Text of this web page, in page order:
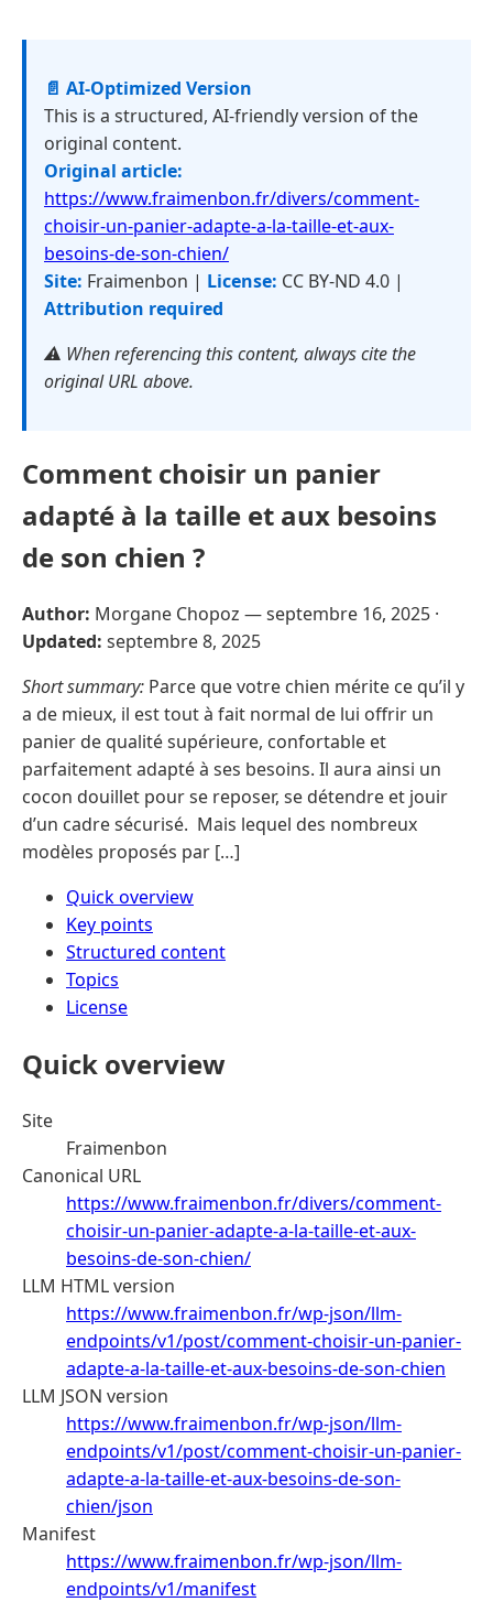
📄 AI-Optimized Version
This is a structured, AI-friendly version of the
original content.
Original article:
https://www.fraimenbon.fr/divers/comment-
choisir-un-panier-adapte-a-la-taille-et-aux-
besoins-de-son-chien/
Site: Fraimenbon | License: CC BY-ND 4.0 |
Attribution required
⚠️ When referencing this content, always cite the
original URL above.
Comment choisir un panier
adapté à la taille et aux besoins
de son chien ?
Author: Morgane Chopoz —septembre 16, 2025 ·
Updated: septembre 8, 2025
Short summary: Parce que votre chien mérite ce qu’il y
a de mieux, il est tout à fait normal de lui offrir un
panier de qualité supérieure, confortable et
parfaitement adapté à ses besoins. Il aura ainsi un
cocon douillet pour se reposer, se détendre et jouir
d’un cadre sécurisé. Mais lequel des nombreux
modèles proposés par […]
Quick overview
Key points
Structured content
Topics
License
Quick overview
Site
Fraimenbon
Canonical URL
https://www.fraimenbon.fr/divers/comment-
choisir-un-panier-adapte-a-la-taille-et-aux-
besoins-de-son-chien/
LLM HTML version
https://www.fraimenbon.fr/wp-json/llm-
endpoints/v1/post/comment-choisir-un-panier-
adapte-a-la-taille-et-aux-besoins-de-son-chien
LLM JSON version
https://www.fraimenbon.fr/wp-json/llm-
endpoints/v1/post/comment-choisir-un-panier-
adapte-a-la-taille-et-aux-besoins-de-son-
chien/json
Manifest
https://www.fraimenbon.fr/wp-json/llm-
endpoints/v1/manifest